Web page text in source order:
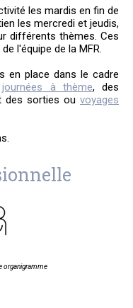
les mardis en fin de
les mercredi et jeudis,
différents thèmes. Ces
l'équipe de la MFR.
en place dans le cadre
journées à thème, des
des sorties ou voyages
organigramme